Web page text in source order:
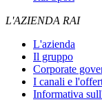
L'AZIENDA RAI
L'azienda
Il gruppo
Corporate
I canali e
Informativa